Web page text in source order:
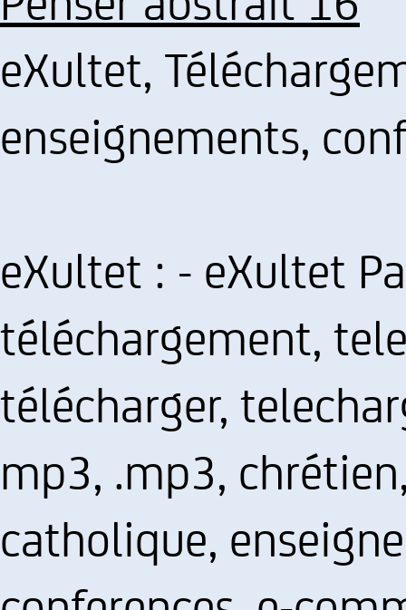
eXultet,
enseignements,
eXultet : - eXultet
téléchargement,
télécharger,
mp3, .mp3,
catholique,